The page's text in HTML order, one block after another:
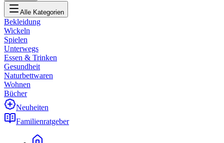
Alle Kategorien
Bekleidung
Wickeln
Spielen
Unterwegs
Essen & Trinken
Gesundheit
Naturbettwaren
Wohnen
Bücher
Neuheiten
Familienratgeber